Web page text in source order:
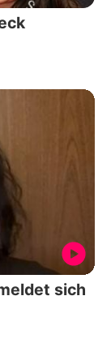
sich